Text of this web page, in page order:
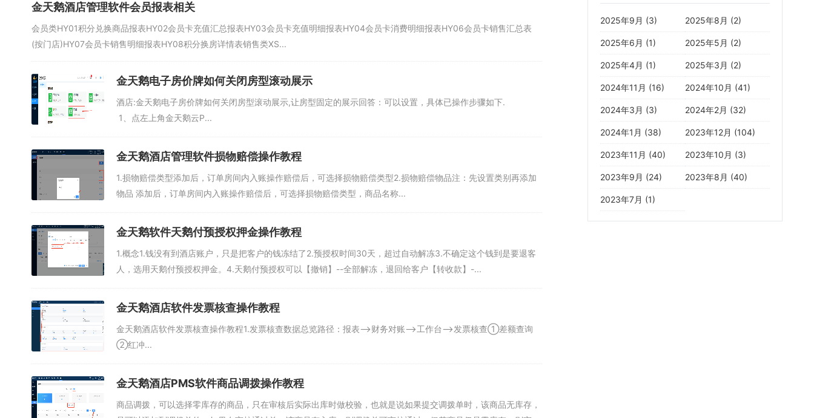
金天鹅酒店管理软件会员报表相关
会员类HY01积分兑换商品报表HY02会员卡充值汇总报表HY03会员卡充值明细报表HY04会员卡消费明细报表HY06会员卡销售汇总表
(按门店)HY07会员卡销售明细报表HY08积分换房详情表销售类XS...
金天鹅电子房价牌如何关闭房型滚动展示
酒店:金天鹅电子房价牌如何关闭房型滚动展示,让房型固定的展示回答：可以设置，具体已操作步骤如下.
1、点左上角金天鹅云P...
金天鹅酒店管理软件损物赔偿操作教程
1.损物赔偿类型添加后，订单房间内入账操作赔偿后，可选择损物赔偿类型2.损物赔偿物品注：先设置类别再添加
物品 添加后，订单房间内入账操作赔偿后，可选择损物赔偿类型，商品名称...
金天鹅软件天鹅付预授权押金操作教程
1.概念1.钱没有到酒店账户，只是把客户的钱冻结了2.预授权时间30天，超过自动解冻3.不确定这个钱到是要退客
人，选用天鹅付预授权押金。4.天鹅付预授权可以【撤销】--全部解冻，退回给客户【转收款】-...
金天鹅酒店软件发票核查操作教程
金天鹅酒店软件发票核查操作教程1.发票核查数据总览路径：报表-->财务对账-->工作台-->发票核查①差额查询
②红冲...
金天鹅酒店PMS软件商品调拨操作教程
商品调拨，可以选择零库存的商品，只在审核后实际出库时做校验，也就是说如果提交调拨单时，该商品无库存，
2025年9月 (3) 2025年8月 (2)
2025年6月 (1) 2025年5月 (2)
2025年4月 (1) 2025年3月 (2)
2024年11月 (16) 2024年10月 (41)
2024年3月 (3) 2024年2月 (32)
2024年1月 (38) 2023年12月 (104)
2023年11月 (40) 2023年10月 (3)
2023年9月 (24) 2023年8月 (40)
2023年7月 (1)